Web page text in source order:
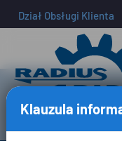
Dział Obsługi Klienta
Klauzula